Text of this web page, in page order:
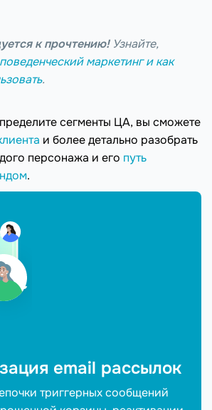
к прочтению!Узнайте,
маркетинг и как
.
сегменты ЦА, вы сможете
и более детально разобрать
персонажа и его путь
.
email рассылок
триггерных сообщений